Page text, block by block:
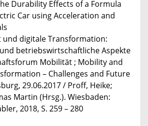
Durability Effects of a Formula
Car using Acceleration and
und digitale Transformation:
betriebswirtschaftliche Aspekte
Mobilität ; Mobility and
– Challenges and Future
29.06.2017 / Proff, Heike;
Martin (Hrsg.). Wiesbaden:
2018, S. 259 – 280